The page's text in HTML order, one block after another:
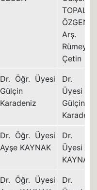
TOPAL
Arş.
Rümeysa
Çetin
Dr. Öğr. Üyesi
Gülçin
Karadeniz
Dr.
Üyesi
Gülçin
Dr. Öğr. Üyesi
Ayşe KAYNAK
Dr.
Üyesi
KAYNAK
Dr. Öğr. Üyesi
Dr.